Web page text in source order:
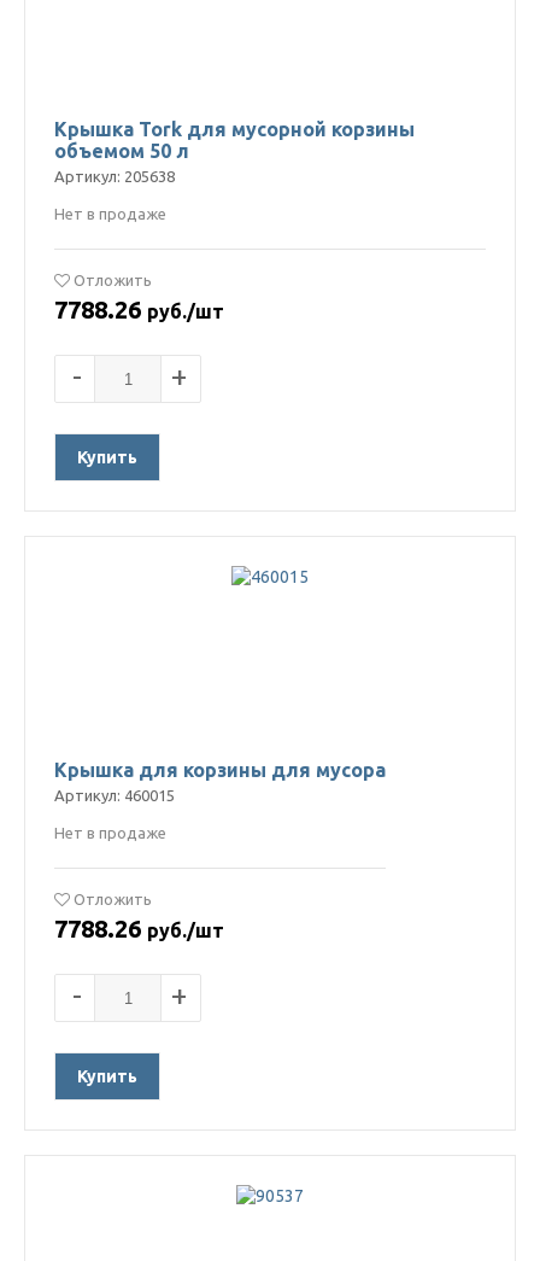
Крышка Tork для мусорной корзины
объемом 50 л
Артикул: 205638
Нет в продаже
Отложить
7788.26 руб./шт
- +
Купить
Крышка для корзины для мусора
Артикул: 460015
Нет в продаже
Отложить
7788.26 руб./шт
- +
Купить